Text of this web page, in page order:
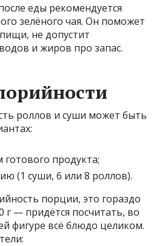
еды рекомендуется
зелёного чая. Он поможет
не допустит
и жиров про запас.
роллов и суши может быть
готового продукта;
(1 суши, 6 или 8 роллов).
порции, это гораздо
г — придётся посчитать, во
фигуре всё блюдо целиком.